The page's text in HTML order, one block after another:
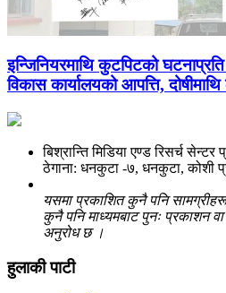
इन्जिनियरमाथि कुटपिटको
विकास कार्यालयको आपत्ति, दोषीमाथि
बिश्रान्ति मिडिया एण्ड रिसर्च सेन्टर
ठेगाना: धनकुटा -७, धनकुटा, कोशी
यसमा प्रकाशित कुनै पनि सामग्रीहरू
कुनै पनि माध्यमबाट पुनः प्रकाशन
अनुरोध छ ।
हुलाकी पाटी